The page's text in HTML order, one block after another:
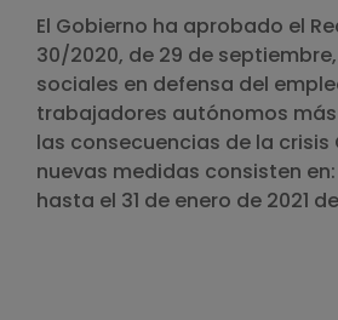
El Gobierno ha aprobado el
30/2020, de 29 de
sociales en defensa del
trabajadores autónomos
las consecuencias de la crisis
nuevas medidas consisten
hasta el 31 de enero de 2021